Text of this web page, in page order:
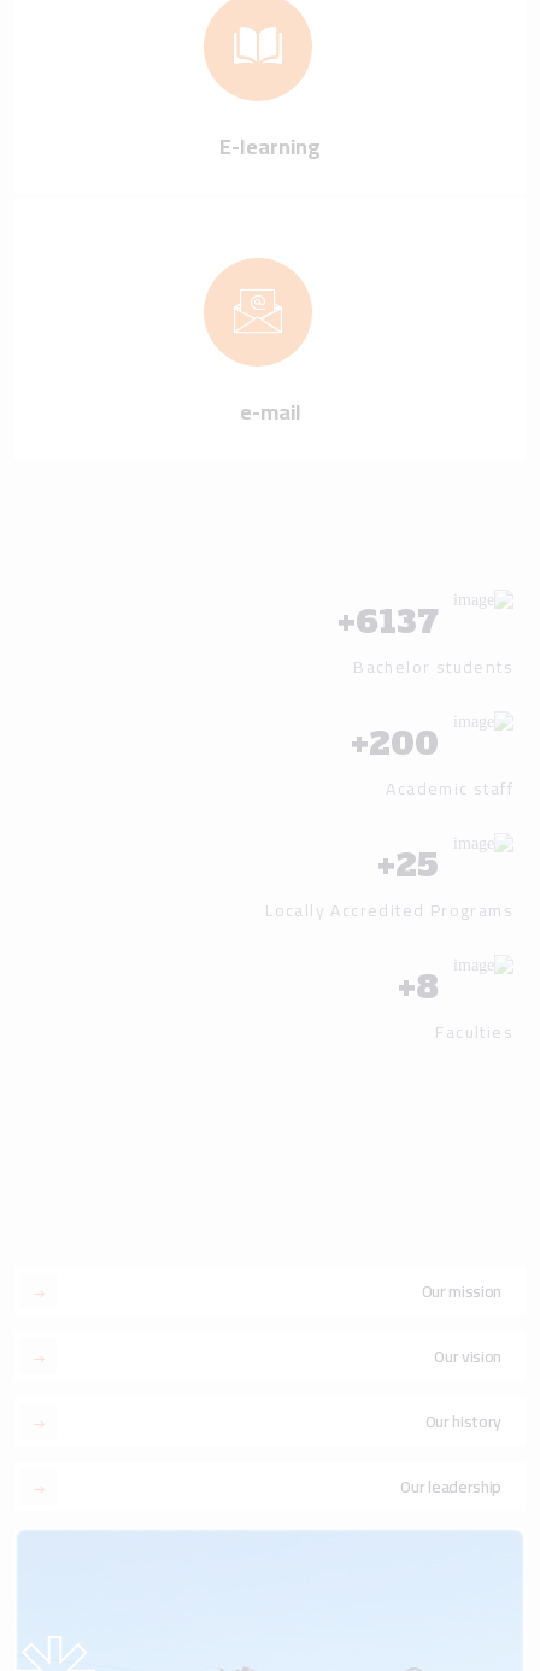
E-learning
e-mail
6137
+
Bachelor students
200
+
Academic staff
25
+
Locally Accredited Programs
8
+
Faculties
Our mission
Our vision
Our history
Our leadership